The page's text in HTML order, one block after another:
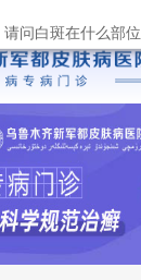
问白斑在什么部位